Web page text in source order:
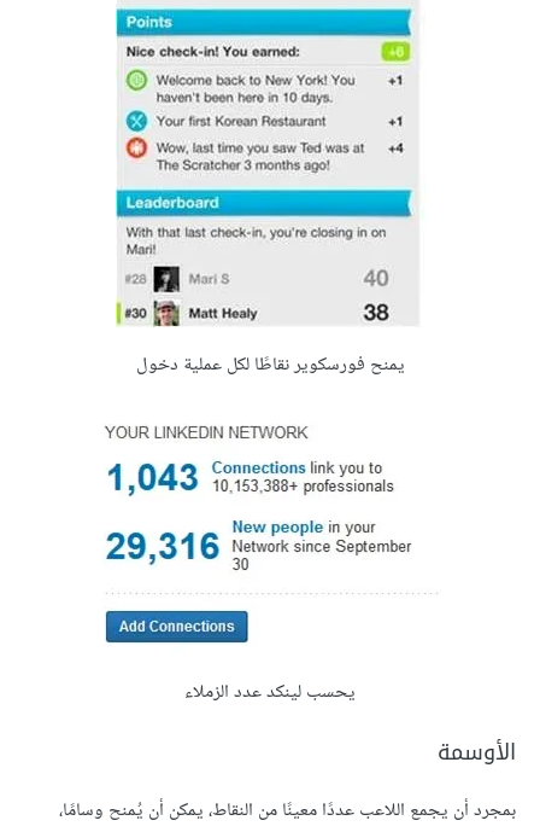
يمنح فورسكوير نقاطًا لكل عملية دخول
يحسب لينكد عدد الزملاء
الأوسمة
بمجرد أن يجمع اللاعب عددًا معينًا من النقاط، يمكن أن يُمنح وسامًا،